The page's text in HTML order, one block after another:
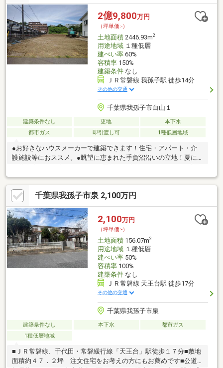
車で約4分・クリエイトエス・ディー我孫子高野山店まで車で約6
分日々のお買い物に困りません♪◇ファミリー層にもオススメ・
あびこ若松保育園まで徒歩約10分・我孫子市立高野山小学校まで
徒歩約4分
2億9,800万円
（坪単価:-）
土地面積2446.93m2
用途地域１種低層
建ぺい率60%
容積率150%
建築条件なし
ＪＲ常磐線 我孫子駅 徒歩14分
その他の交通
千葉県我孫子市白山１
建築条件なし 更地
本下水
都市ガス
即引渡し可 1種低層地域
●お好きなハウスメーカーで建築できます！住宅・アパート・介
護施設等におススメ。●眺望に恵まれた手賀沼沿いの立地！夏に
辺環境】手賀沼公園 徒歩１分ローソン 我孫子新田店 徒歩５分
イトーヨーカドー 我孫子南口店 徒歩１０分サンドラッグ 我孫子
店 徒歩３分あびこ ショッピングプラザ 徒歩１９分聖華みどり
保育園 徒歩７分めばえ幼稚園 徒歩１１分市立第四小学校 徒
歩１６分市立白山中学校 徒歩１６分名戸ヶ谷あびこ病院 車５
分
千葉県我孫子市泉 2,100万円
2,100万円
（坪単価:-）
土地面積156.07m2
用途地域１種低層
建ぺい率50%
容積率100%
建築条件なし
ＪＲ常磐線 天王台駅 徒歩17分
その他の交通
千葉県我孫子市泉
建築条件なし 本下水
都市ガス
1種低層地域
■ＪＲ常磐線、千代田・常磐緩行線「天王台」駅徒歩１７分■敷地
面積約４７．２坪 注文住宅をお考えの方にもお薦めです■公道